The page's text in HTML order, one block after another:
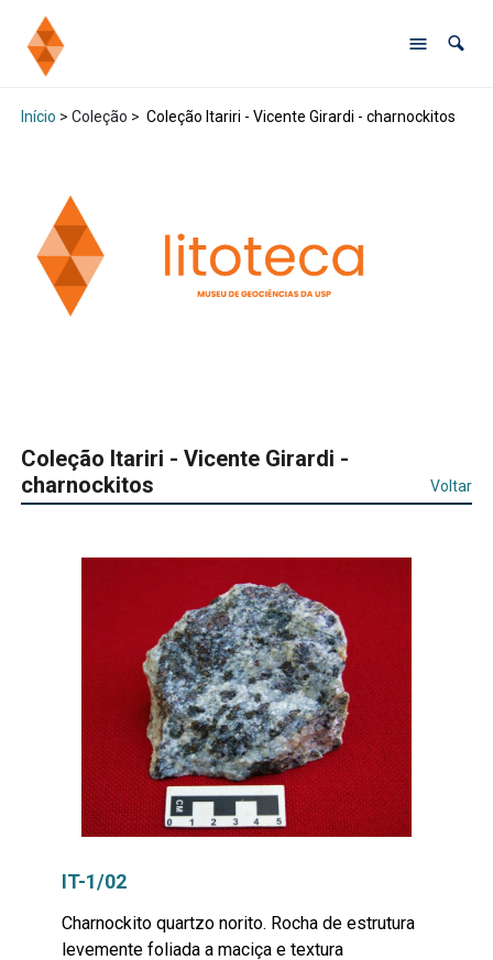
Início > Coleção > Coleção Itariri - Vicente Girardi - charnockitos
Coleção Itariri - Vicente Girardi -
charnockitos
Voltar
IT-1/02
Charnockito quartzo norito. Rocha de estrutura
levemente foliada a maciça e textura